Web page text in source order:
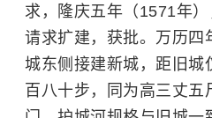
求，隆庆五年（1571年
请求扩建，获批。万历四
城东侧接建新城，距旧城
百八十步，同为高三丈五